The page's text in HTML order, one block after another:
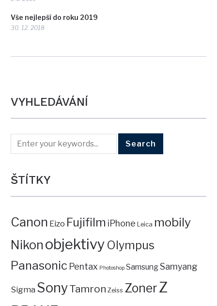
Vše nejlepší do roku 2019
30. 12. 2018
VYHLEDÁVÁNÍ
ŠTÍTKY
Canon Eizo Fujifilm iPhone Leica mobily
Nikon objektivy Olympus
Panasonic Pentax Photoshop SamsungSamyang
Sigma SonyTamron Zeiss ZonerZ